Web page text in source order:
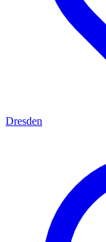
Dresden